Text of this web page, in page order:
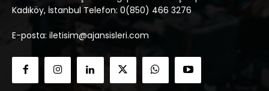
Kadıköy, İstanbul Telefon: 0(850) 466 3276
E-posta: iletisim@ajansisleri.com